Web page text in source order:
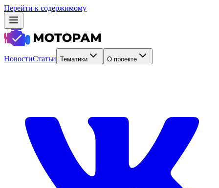
Перейти к содержимому
НовостиСтатьи Тематики О проекте